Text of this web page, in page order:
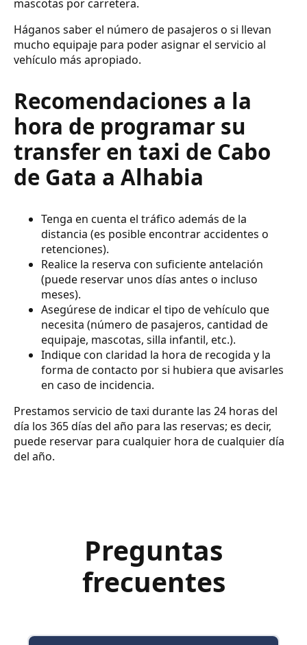
mascotas por carretera.
Háganos saber el número de pasajeros o si llevan
mucho equipaje para poder asignar el servicio al
vehículo más apropiado.
Recomendaciones a la
hora de programar su
transfer en taxi de Cabo
de Gata a Alhabia
Tenga en cuenta el tráfico además de la
distancia (es posible encontrar accidentes o
retenciones).
Realice la reserva con suficiente antelación
(puede reservar unos días antes o incluso
meses).
Asegúrese de indicar el tipo de vehículo que
necesita (número de pasajeros, cantidad de
equipaje, mascotas, silla infantil, etc.).
Indique con claridad la hora de recogida y la
forma de contacto por si hubiera que avisarles
en caso de incidencia.
Prestamos servicio de taxi durante las 24 horas del
día los 365 días del año para las reservas; es decir,
puede reservar para cualquier hora de cualquier día
del año.
Preguntas
frecuentes